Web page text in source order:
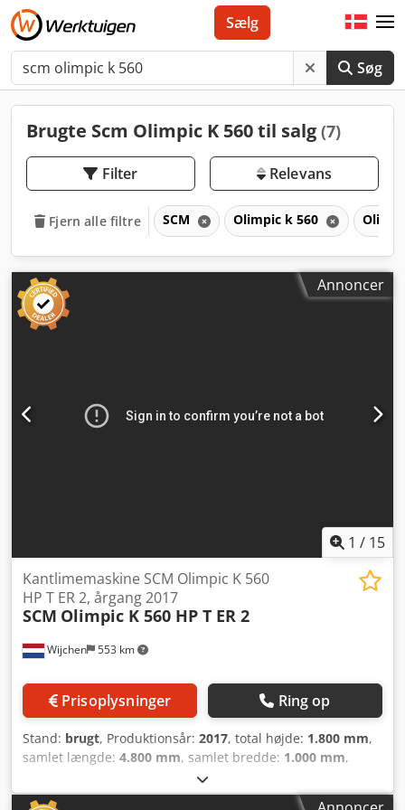
Søg
Sælg
Brugte Scm Olimpic K 560 til salg (7)
Filter Relevans
Fjern alle filtre SCM Olimpic k 560
Annoncer
1 / 15
Wijchen 553 km
Kantlimemaskine SCM Olimpic K 560
HP T ER 2, årgang 2017
SCM Olimpic K 560 HP T ER 2
Prisoplysninger Ring op
Stand: brugt, Produktionsår: 2017, total højde: 1.800 mm,
samlet længde: 4.800 mm, samlet bredde: 1.000 mm,
Farve: Grå Pris: Efter forespørgsel - Særlige bemærkninger:
- Beskrivelse: Maskinen viser i øjeblikket en fejl, fejlkode